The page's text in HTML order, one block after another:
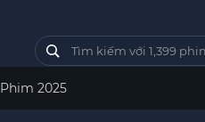
Phim 2025